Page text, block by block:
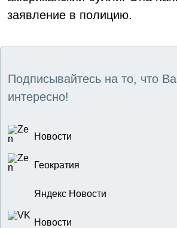
заявление в полицию.
Подписывайтесь на то, что
интересно!
Новости
Геократия
Яндекс Новости
Новости